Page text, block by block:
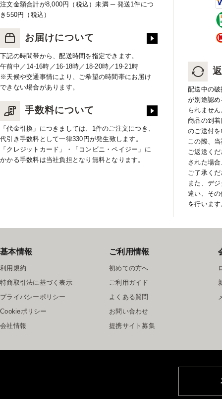
注文金額合計が8,000円（税込）未満 ─ 発送1件につ
き550円（税込）
お届けについて
下記の時間帯から、配送時間を指定できます。
午前中／14-16時／16-18時／18-20時／19-21時
※天候や交通事情により、ご希望の時間帯にお届け
できない場合があります。
手数料について
「代金引換」につきましては、1件のご注文につき、
代引き手数料として一律330円が発生致します。
「クレジットカード」・「コンビニ・ペイジー」に
かかる手数料は当社負担となり無料となります。
配送中の
が別途認
られません
商品の到
のご送付
この際、
ご返送く
された場
ご了承く
また、デ
違い、そ
を行います
基本情報
利用規約
特商取引法に基づく表示
プライバシーポリシー
Cookieポリシー
会社情報
ご利用情報
初めての方へ
ご利用ガイド
よくある質問
お問い合わせ
提携サイト募集